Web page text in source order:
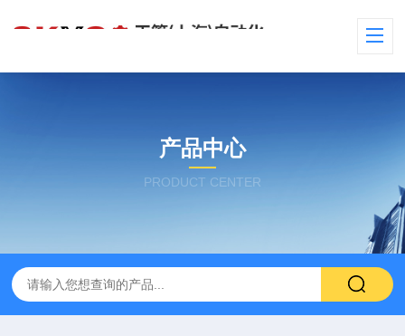
产品中心
PRODUCT CENTER